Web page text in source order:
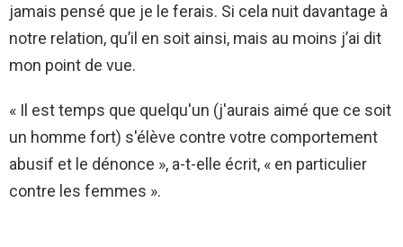
jamais pensé que je le ferais. Si cela nuit davantage à
notre relation, qu’il en soit ainsi, mais au moins j’ai dit
mon point de vue.
« Il est temps que quelqu'un (j'aurais aimé que ce soit
un homme fort) s'élève contre votre comportement
abusif et le dénonce », a-t-elle écrit, « en particulier
contre les femmes ».